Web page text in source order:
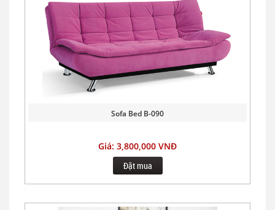
Sofa Bed B-090
Giá: 3,800,000 VNĐ
Đặt mua